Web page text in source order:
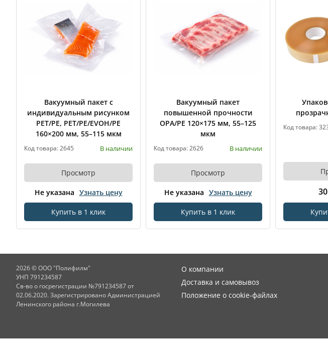
Вакуумный пакет с
индивидуальным рисунком
PET/PE, PET/PE/EVOH/PE
160×200 мм, 55–115 мкм
Код товара: 2645 В наличии
Просмотр
Не указана Узнать цену
Купить в 1 клик
Вакуумный пакет
повышенной прочности
OPA/PE 120×175 мм, 55–125
мкм
Код товара: 2626 В наличии
Просмотр
Не указана Узнать цену
Купить в 1 клик
Код товара:
2026 © ООО "Полифилм"
УНП 791234587
Св-во о госрегистрации №791234587 от
02.06.2020. Зарегистрировано Администрацией
Ленинского района г.Могилева
О компании
Доставка и самовывоз
Положение о cookie-файлах